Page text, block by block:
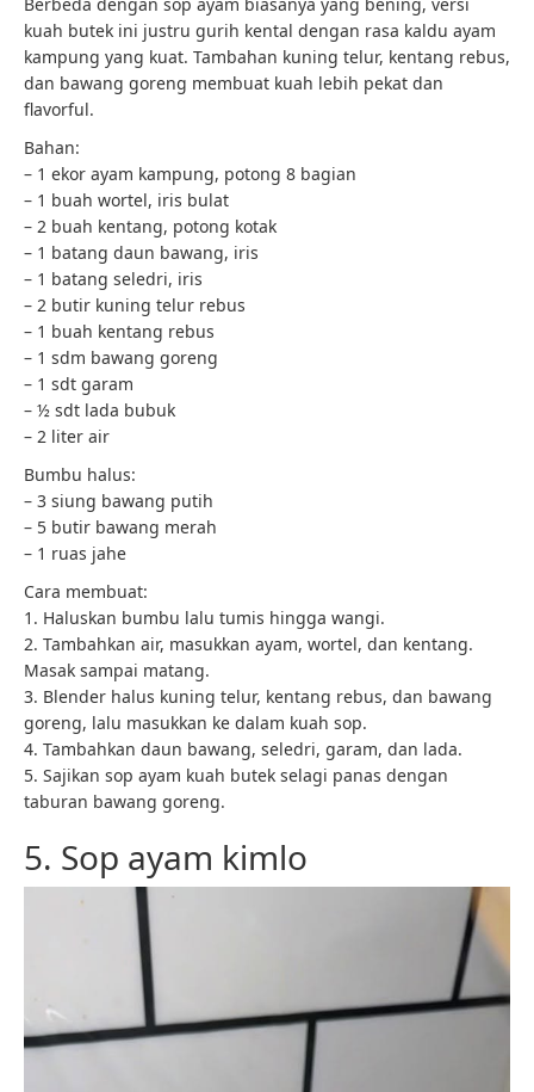
kuah butek ini justru gurih kental dengan rasa kaldu ayam
kampung yang kuat. Tambahan kuning telur, kentang rebus,
dan bawang goreng membuat kuah lebih pekat dan
flavorful.
Bahan:
– 1 ekor ayam kampung, potong 8 bagian
– 1 buah wortel, iris bulat
– 2 buah kentang, potong kotak
– 1 batang daun bawang, iris
– 1 batang seledri, iris
– 2 butir kuning telur rebus
– 1 buah kentang rebus
– 1 sdm bawang goreng
– 1 sdt garam
– ½ sdt lada bubuk
– 2 liter air
Bumbu halus:
– 3 siung bawang putih
– 5 butir bawang merah
– 1 ruas jahe
Cara membuat:
1. Haluskan bumbu lalu tumis hingga wangi.
2. Tambahkan air, masukkan ayam, wortel, dan kentang.
Masak sampai matang.
3. Blender halus kuning telur, kentang rebus, dan bawang
goreng, lalu masukkan ke dalam kuah sop.
4. Tambahkan daun bawang, seledri, garam, dan lada.
5. Sajikan sop ayam kuah butek selagi panas dengan
taburan bawang goreng.
5. Sop ayam kimlo